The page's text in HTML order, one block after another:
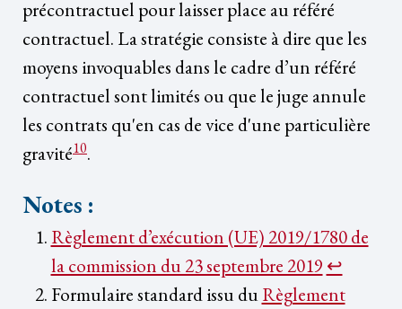
précontractuel pour laisser place au référé
contractuel. La stratégie consiste à dire que les
moyens invoquables dans le cadre d’un référé
contractuel sont limités ou que le juge annule
les contrats qu'en cas de vice d'une particulière
gravité10.
Notes :
Règlement d’exécution (UE) 2019/1780 de
la commission du 23 septembre 2019 ↩︎
Formulaire standard issu duRèglement